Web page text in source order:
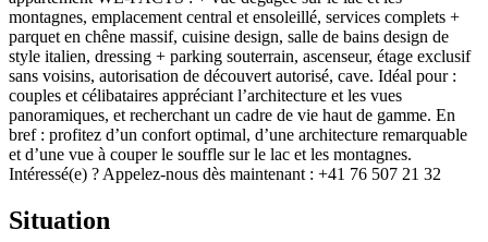
montagnes, emplacement central et ensoleillé, services complets +
parquet en chêne massif, cuisine design, salle de bains design de
style italien, dressing + parking souterrain, ascenseur, étage exclusif
sans voisins, autorisation de découvert autorisé, cave. Idéal pour :
couples et célibataires appréciant l’architecture et les vues
panoramiques, et recherchant un cadre de vie haut de gamme. En
bref : profitez d’un confort optimal, d’une architecture remarquable
et d’une vue à couper le souffle sur le lac et les montagnes.
Intéressé(e) ? Appelez-nous dès maintenant : +41 76 507 21 32
Situation